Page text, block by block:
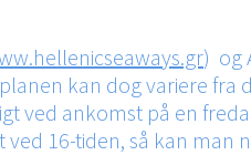
) og
kan dog variere fra
ved ankomst på en
16-tiden, så kan man